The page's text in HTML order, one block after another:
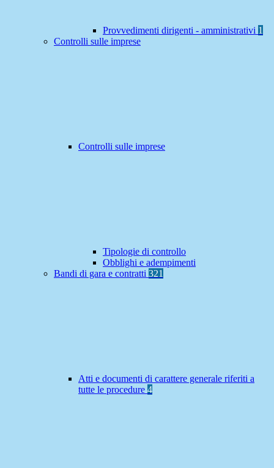
Provvedimenti dirigenti - amministrativi 1
Controlli sulle imprese
Controlli sulle imprese
Tipologie di controllo
Obblighi e adempimenti
Bandi di gara e contratti 321
Atti e documenti di carattere generale riferiti a
tutte le procedure 4